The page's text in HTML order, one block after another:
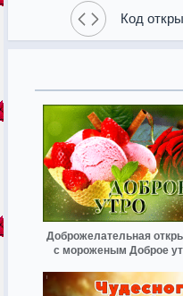
Код
Доброжелательная
с мороженым Доброе